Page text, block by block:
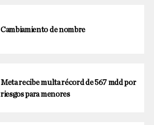
Cambiamiento de nombre
Meta recibe multa récord de 567 mdd por
riesgos para menores